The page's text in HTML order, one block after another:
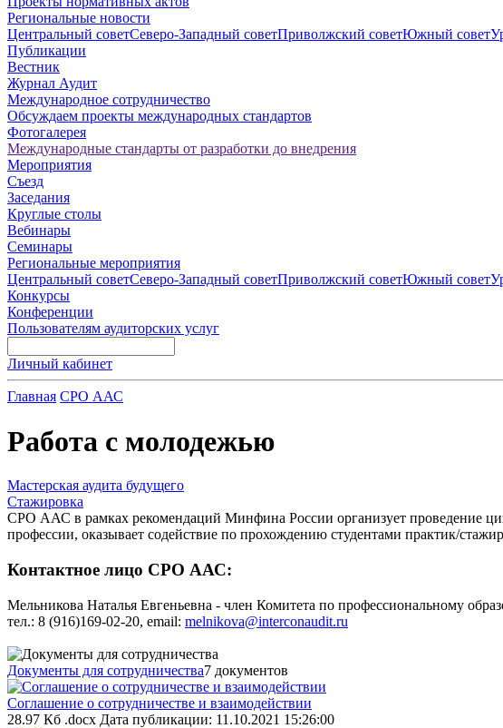
Региональные новости
Центральный советСеверо-Западный советПриволжский советЮжный совет
Публикации
Вестник
Журнал Аудит
Международное сотрудничество
Обсуждаем проекты международных стандартов
Фотогалерея
Международные стандарты от разработки до внедрения
Мероприятия
Съезд
Заседания
Круглые столы
Вебинары
Семинары
Региональные мероприятия
Центральный советСеверо-Западный советПриволжский советЮжный совет
Конкурсы
Конференции
Пользователям аудиторских услуг
Личный кабинет
Главная СРО ААС
Работа с молодежью
Мастерская аудита будущего
Стажировка
СРО ААС в рамках рекомендаций Минфина России организует проведение
профессии, оказывает содействие по прохождению студентами практик/
Контактное лицо СРО ААС:
Мельникова Наталья Евгеньевна - член Комитета по профессиональному
тел.: 8 (916)169-02-20, еmail: melnikova@interconaudit.ru
Документы для сотрудничества7 документов
Соглашение о сотрудничестве и взаимодействии
28.97 Кб .docx Дата публикации: 11.10.2021 15:26:00